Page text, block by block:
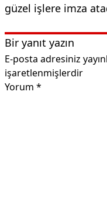
güzel işlere imza
Bir yanıt yazın
E-posta adresiniz
işaretlenmişlerdir
Yorum *